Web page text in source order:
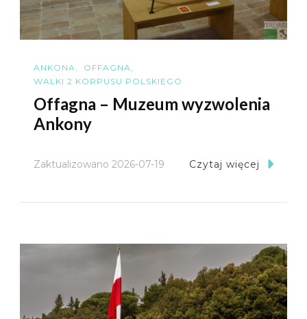
ANKONA
OFFAGNA
WALKI 2 KORPUSU POLSKIEGO
Offagna – Muzeum wyzwolenia
Ankony
Zaktualizowano 2026-07-19 Czytaj więcej